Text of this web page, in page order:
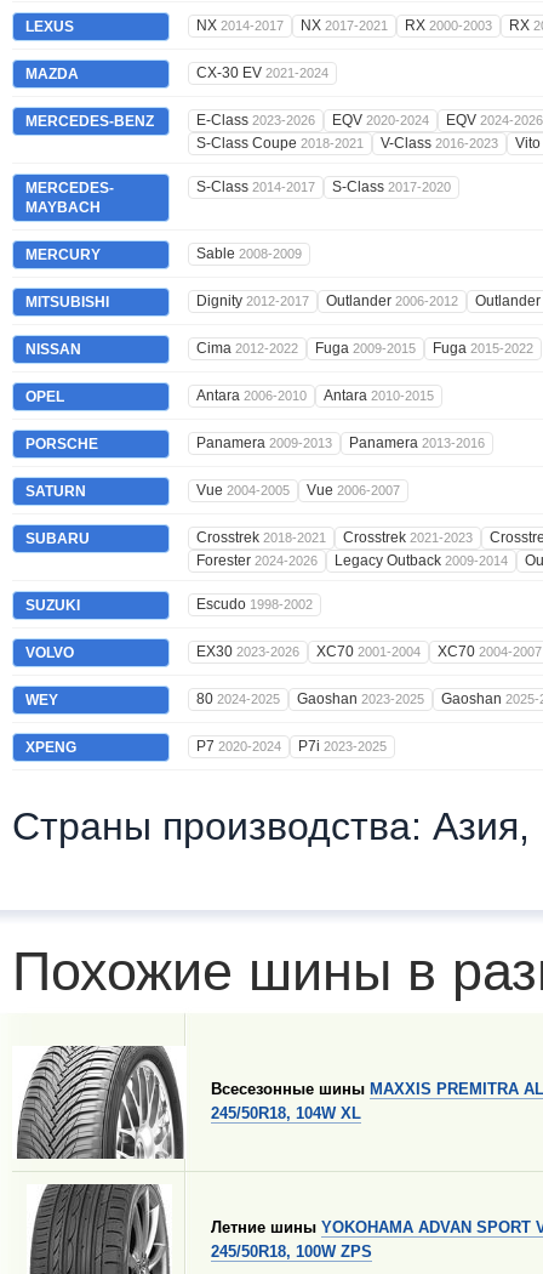
LEXUS NX 2014-2017 NX 2017-2021 RX 2000-2003 RX
MAZDA CX-30 EV 2021-2024
MERCEDES-BENZ E-Class 2023-2026 EQV 2020-2024 EQV 2024-2026
S-Class Coupe 2018-2021 V-Class 2016-2023 Vito
MERCEDES-
MAYBACH
S-Class 2014-2017 S-Class 2017-2020
MERCURY Sable 2008-2009
MITSUBISHI Dignity 2012-2017 Outlander 2006-2012 Outlander
NISSAN Cima 2012-2022 Fuga 2009-2015 Fuga 2015-2022
OPEL Antara 2006-2010 Antara 2010-2015
PORSCHE Panamera 2009-2013 Panamera 2013-2016
SATURN Vue 2004-2005 Vue 2006-2007
SUBARU Crosstrek 2018-2021 Crosstrek 2021-2023
Forester 2024-2026 Legacy Outback 2009-2014
SUZUKI Escudo 1998-2002
VOLVO EX30 2023-2026 XC70 2001-2004 XC70 2004-2007
WEY 80 2024-2025 Gaoshan 2023-2025 Gaoshan 2025-
XPENG P7 2020-2024 P7i 2023-2025
Страны производства: Азия,
Похожие шины в
Всесезонные шины MAXXIS PREMITRA
245/50R18, 104W XL
Летние шины YOKOHAMA ADVAN SPORT
245/50R18, 100W ZPS